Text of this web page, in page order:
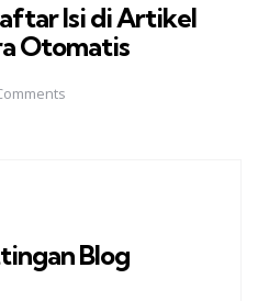
Isi di Artikel
Otomatis
Blog